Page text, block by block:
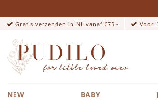
Gratis verzenden in NL vanaf €75,- Voor
NEW BABY